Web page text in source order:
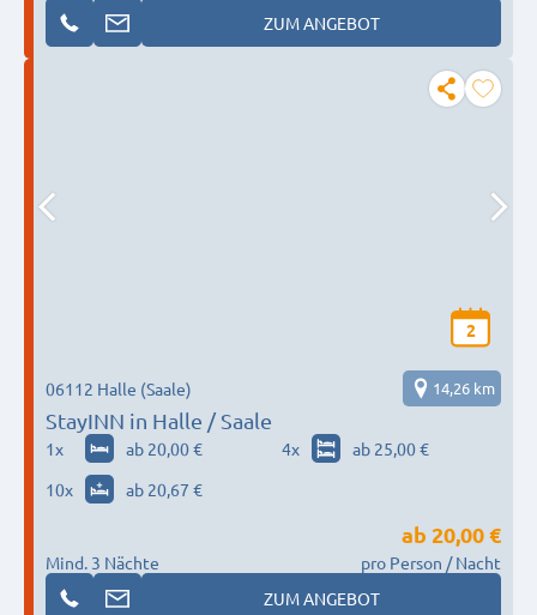
ZUM ANGEBOT
2
StayINN in Halle / Saale
06112 Halle (Saale) 14,26 km
1x ab 20,00 € 4x
ab 25,00 €
10x ab 20,67 €
Mind. 3 Nächte
ab 20,00 €
pro Person / Nacht
ZUM ANGEBOT